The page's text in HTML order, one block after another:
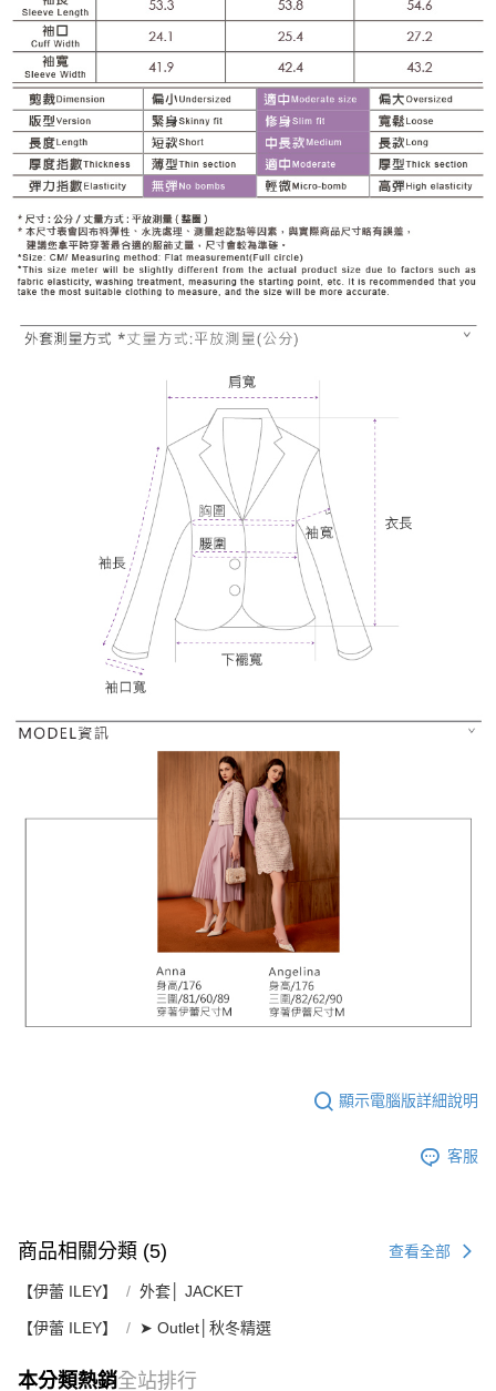
顯示電腦版詳細說明
客服
商品相關分類 (5) 查看全部
【伊蕾 ILEY】 外套│ JACKET
【伊蕾 ILEY】 ➤ Outlet│秋冬精選
本分類熱銷全站排行